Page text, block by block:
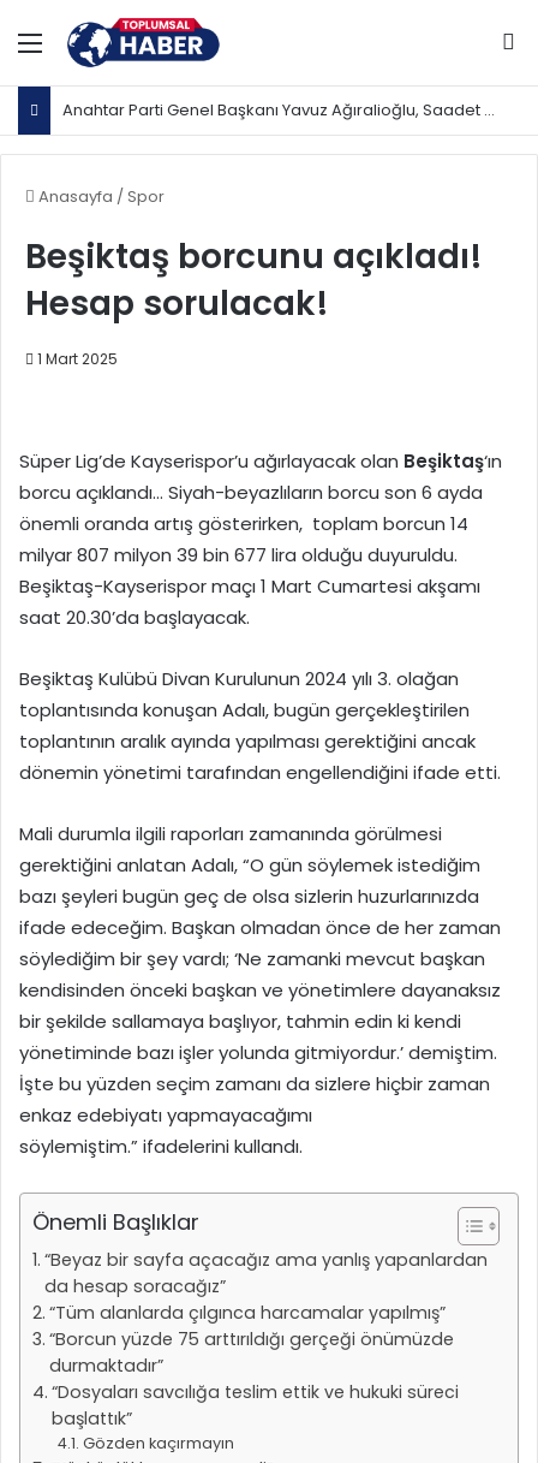
Menü
Anahtar Parti Genel Başkanı Yavuz Ağıralioğlu, Saadet Partisi Genel Başkanı Mahmut Arıkan'ı ağırladı
Anasayfa / Spor
Beşiktaş borcunu açıkladı!
Hesap sorulacak!
1 Mart 2025
Süper Lig’de Kayserispor’u ağırlayacak olan Beşiktaş‘ın
borcu açıklandı… Siyah-beyazlıların borcu son 6 ayda
önemli oranda artış gösterirken, toplam borcun 14
milyar 807 milyon 39 bin 677 lira olduğu duyuruldu.
Beşiktaş-Kayserispor maçı 1 Mart Cumartesi akşamı
saat 20.30’da başlayacak.
Beşiktaş Kulübü Divan Kurulunun 2024 yılı 3. olağan
toplantısında konuşan Adalı, bugün gerçekleştirilen
toplantının aralık ayında yapılması gerektiğini ancak
dönemin yönetimi tarafından engellendiğini ifade etti.
Mali durumla ilgili raporları zamanında görülmesi
gerektiğini anlatan Adalı, “O gün söylemek istediğim
bazı şeyleri bugün geç de olsa sizlerin huzurlarınızda
ifade edeceğim. Başkan olmadan önce de her zaman
söylediğim bir şey vardı; ‘Ne zamanki mevcut başkan
kendisinden önceki başkan ve yönetimlere dayanaksız
bir şekilde sallamaya başlıyor, tahmin edin ki kendi
yönetiminde bazı işler yolunda gitmiyordur.’ demiştim.
İşte bu yüzden seçim zamanı da sizlere hiçbir zaman
enkaz edebiyatı yapmayacağımı
söylemiştim.” ifadelerini kullandı.
Önemli Başlıklar
“Beyaz bir sayfa açacağız ama yanlış yapanlardan
da hesap soracağız”
“Tüm alanlarda çılgınca harcamalar yapılmış”
“Borcun yüzde 75 arttırıldığı gerçeği önümüzde
durmaktadır”
“Dosyaları savcılığa teslim ettik ve hukuki süreci
başlattık”
Gözden kaçırmayın